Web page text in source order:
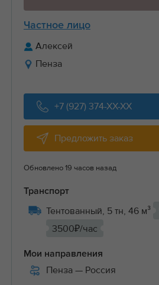
Частное лицо
Алексей
Пенза
+7 (927) 374-XX-XX
Предложить заказ
Обновлено 19 часов назад
Транспорт
Тентованный, 5 тн, 46 м³
3500₽/час
Мои направления
Пенза — Россия